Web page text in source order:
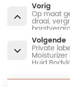
Vorig
Op maat
draai,
Volgende
Private
Huid